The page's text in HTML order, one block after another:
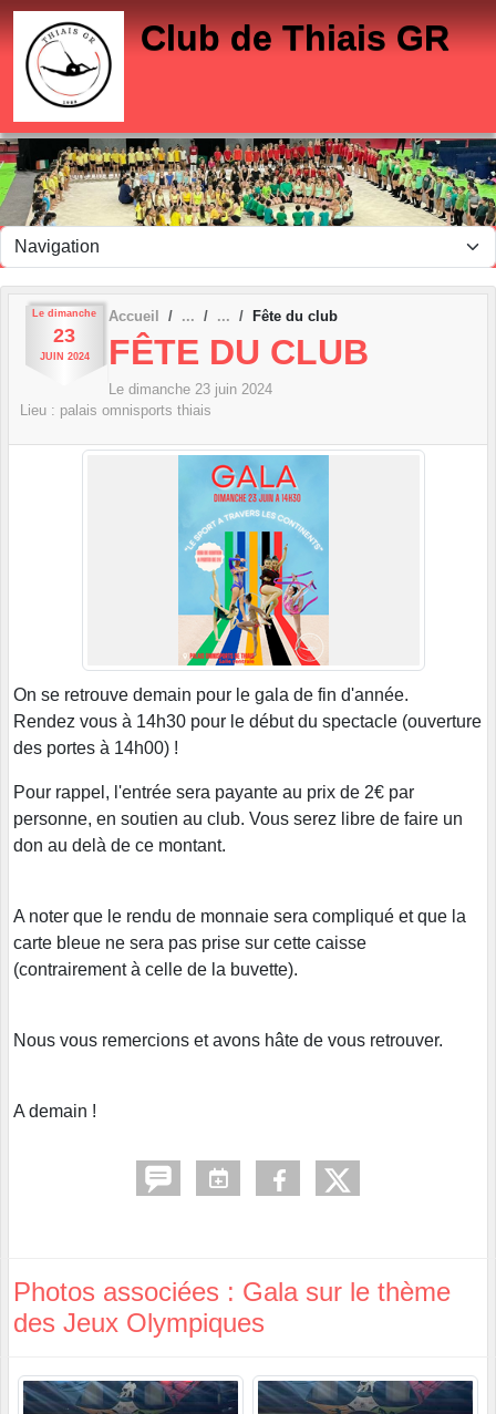
Club de Thiais GR
Le dimanche
23
JUIN 2024
Accueil Fête du club
FÊTE DU CLUB
Le dimanche 23 juin 2024
Lieu : palais omnisports thiais
On se retrouve demain pour le gala de fin d'année.
Rendez vous à 14h30 pour le début du spectacle (ouverture
des portes à 14h00) !
Pour rappel, l'entrée sera payante au prix de 2€ par
personne, en soutien au club. Vous serez libre de faire un
don au delà de ce montant.
A noter que le rendu de monnaie sera compliqué et que la
carte bleue ne sera pas prise sur cette caisse
(contrairement à celle de la buvette).
Nous vous remercions et avons hâte de vous retrouver.
A demain !
Photos associées : Gala sur le thème
des Jeux Olympiques
Panneau de gestion des cookies